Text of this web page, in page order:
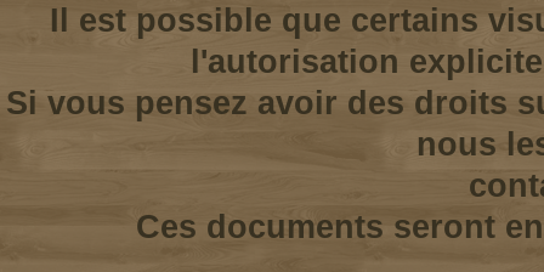
Il est possible que certains
l'autorisation
Si vous pensez avoir des droits
nous
Ces documents seront